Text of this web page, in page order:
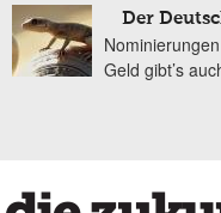
Der
Geld gibt’s